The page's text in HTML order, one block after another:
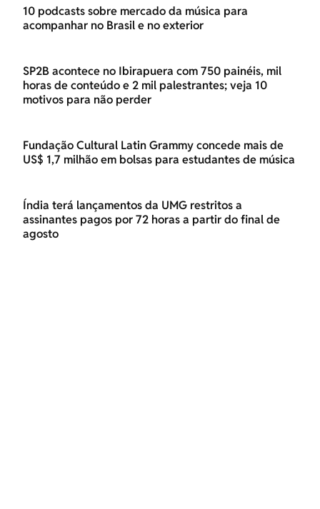
10 podcasts sobre mercado da música para
acompanhar no Brasil e no exterior
SP2B acontece no Ibirapuera com 750 painéis, mil
horas de conteúdo e 2 mil palestrantes; veja 10
motivos para não perder
Fundação Cultural Latin Grammy concede mais de
US$ 1,7 milhão em bolsas para estudantes de música
Índia terá lançamentos da UMG restritos a
assinantes pagos por 72 horas a partir do final de
agosto